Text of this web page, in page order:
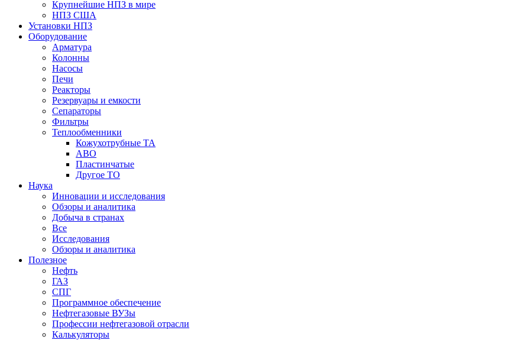
Крупнейшие НПЗ в мире
НПЗ США
Установки НПЗ
Оборудование
Арматура
Колонны
Насосы
Печи
Реакторы
Резервуары и емкости
Сепараторы
Фильтры
Теплообменники
Кожухотрубные ТА
АВО
Пластинчатые
Другое ТО
Наука
Инновации и исследования
Обзоры и аналитика
Добыча в странах
Все
Исследования
Обзоры и аналитика
Полезное
Нефть
ГАЗ
СПГ
Программное обеспечение
Нефтегазовые ВУЗы
Профессии нефтегазовой отрасли
Калькуляторы